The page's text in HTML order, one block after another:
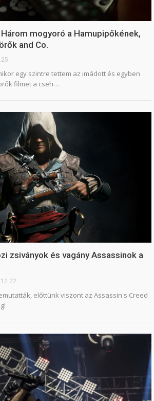
mogyoró a Hamupipőkének,
and Co.
egy szintre tettem az imádott és egyben
filmet a cseh…
zsiványok és vagány Assassinok a
előttünk viszont az Assassin's Creed